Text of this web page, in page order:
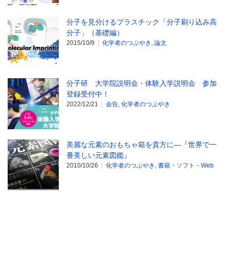
分子を見分けるプラスチック「分子刷り込み高
分子」（基礎編）
2015/10/9 化学者のつぶやき , 論文
分子研 大学院説明会・体験入学説明会 参加
登録受付中！
2022/12/21 会告, 化学者のつぶやき
美麗な元素のおもちゃ箱を貴方に―『世界で一
番美しい元素図鑑』
2010/10/26 化学者のつぶやき , 書籍・ソフト・Web